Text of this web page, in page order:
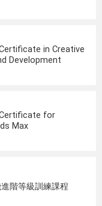
in Creative
Development
Certificate for
Max
階等級訓練課程